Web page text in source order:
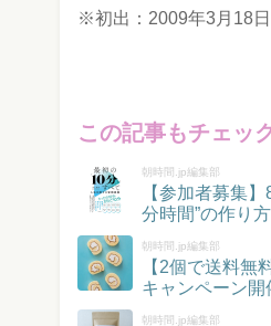
※初出：2009年3月18日
この記事もチェッ
朝時間.jp編集部
【参加者募集
分時間”の作り
朝時間.jp編集部
【2個で送料無
キャンペーン開
朝時間.jp編集部